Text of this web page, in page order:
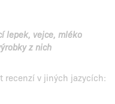
lepek, vejce, mléko
z nich
recenzí v jiných jazycích: